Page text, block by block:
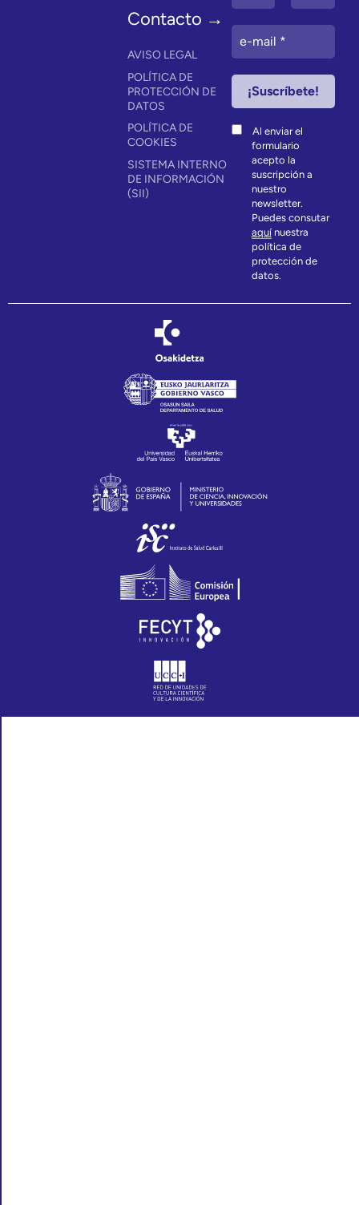
Contacto →
AVISO LEGAL
POLÍTICA DE
PROTECCIÓN DE
DATOS
POLÍTICA DE
COOKIES
SISTEMA INTERNO
DE INFORMACIÓN
(SII)
Al enviar el
formulario
acepto la
suscripción a
nuestro
newsletter.
Puedes consutar
aquínuestra
política de
protección de
datos.